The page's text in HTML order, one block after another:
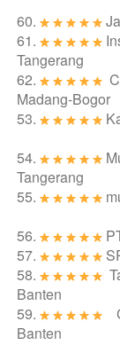
60.
61.
Tangerang
62.
Madang-Bogor
53.
54.
Tangerang
55.
56.
57.
58.
Banten
59.
Banten